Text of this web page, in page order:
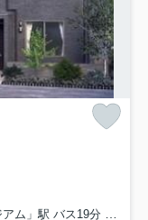
分 「四軒屋」 停歩3分